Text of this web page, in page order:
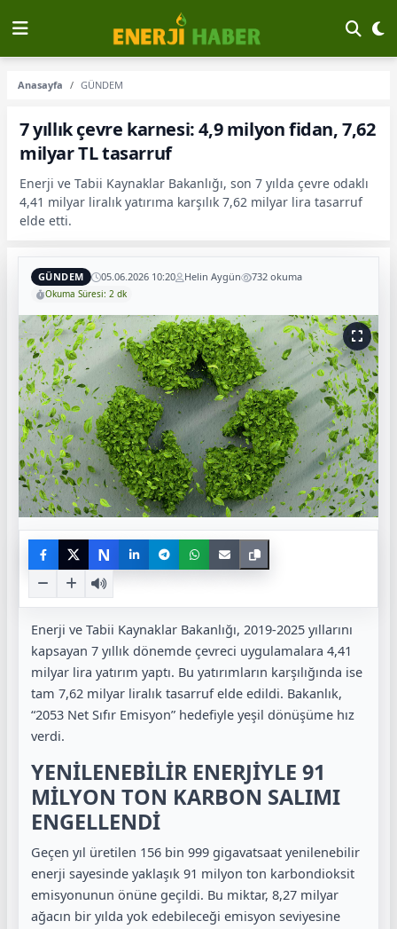
Anasayfa GÜNDEM
7 yıllık çevre karnesi: 4,9 milyon fidan, 7,62
milyar TL tasarruf
Enerji ve Tabii Kaynaklar Bakanlığı, son 7 yılda çevre odaklı
4,41 milyar liralık yatırıma karşılık 7,62 milyar lira tasarruf
elde etti.
GÜNDEM 05.06.2026 10:20 Helin Aygün 732 okuma
Okuma Süresi: 2 dk
N
Enerji ve Tabii Kaynaklar Bakanlığı, 2019-2025 yıllarını
kapsayan 7 yıllık dönemde çevreci uygulamalara 4,41
milyar lira yatırım yaptı. Bu yatırımların karşılığında ise
tam 7,62 milyar liralık tasarruf elde edildi. Bakanlık,
“2053 Net Sıfır Emisyon” hedefiyle yeşil dönüşüme hız
verdi.
YENİLENEBİLİR ENERJİYLE 91
MİLYON TON KARBON SALIMI
ENGELLENDİ
Geçen yıl üretilen 156 bin 999 gigavatsaat yenilenebilir
enerji sayesinde yaklaşık 91 milyon ton karbondioksit
emisyonunun önüne geçildi. Bu miktar, 8,27 milyar
ağacın bir yılda yok edebileceği emisyon seviyesine